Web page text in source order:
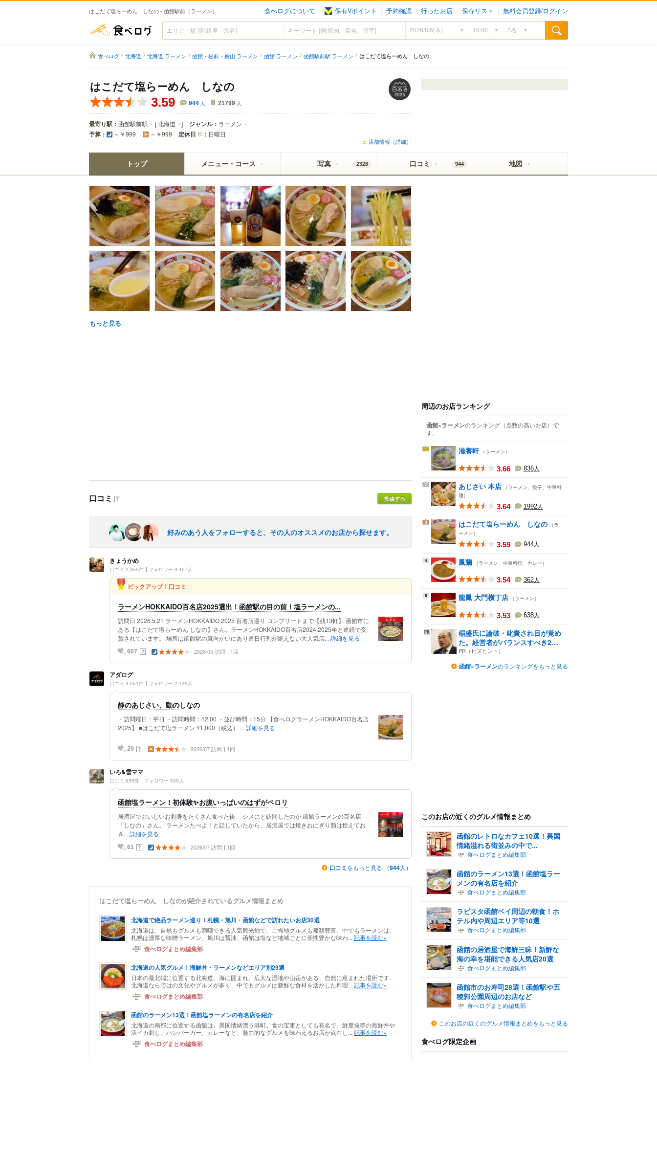
はこだて塩らーめん しなの - 函館駅前（ラーメン） 食べログについて 保有Vポイント 予約確認 行ったお店 保存リスト 無料会員登録/ログイン
食べログ
食べログ 北海道 北海道 ラーメン 函館・松前・檜山 ラーメン 函館 ラーメン 函館駅前駅 ラーメン はこだて塩らーめん しなの
はこだて塩らーめん しなの
3.59 944 人 21799 人
最寄り駅： 函館駅前駅 [北海道 ] ジャンル： ラーメン
予算： ～￥999 ～￥999 定休日 ： 日曜日
店舗情報（詳細）
トップ メニュー・コース 写真 2328 口コミ 944 地図
もっと見る
口コミ ？ 投稿する
好みのあう人をフォローすると、その人のオススメのお店から探せます。
きょうかめ
口コミ 2,355件 フォロワー 9,457人
ピックアップ！口コミ
ラーメンHOKKAIDO百名店2025選出！函館駅の目の前！塩ラーメンの...
訪問日 2026.5.21 ラーメンHOKKAIDO 2025 百名店巡り コンプリートまで【残13軒】 函館市に
ある【はこだて塩らーめん しなの】さん。ラーメンHOKKAIDO百名店2024.2025年と連続で受
賞されています。 場所は函館駅の真向かいにあり連日行列が絶えない大人気店... 詳細を見る
607 ？ 2026/05 訪問 1回
アダログ
口コミ 4,651件 フォロワー 2,139人
静のあじさい、動のしなの
・訪問曜日：平日 ・訪問時間：12:00 ・並び時間：15分 【食べログラーメンHOKKAIDO百名店
2025】 ■はこだて塩ラーメン ¥1,000（税込） ... 詳細を見る
29 ？ 2026/07 訪問 1回
いろ&雪ママ
口コミ 650件 フォロワー 539人
函館塩ラーメン！初体験✨お腹いっぱいのはずがペロリ
居酒屋でおいしいお刺身をたくさん食べた後、 シメにと訪問したのが 函館ラーメンの百名店
「しなの」さん。 ラーメンたべよ！と話していたから、居酒屋では焼きおにぎり類は控えてお
き... 詳細を見る
61 ？ 2026/07 訪問 1回
口コミ をもっと見る （944人）
はこだて塩らーめん しなのが紹介されているグルメ情報まとめ
北海道で絶品ラーメン巡り！札幌・旭川・函館などで訪れたいお店30選
北海道は、自然もグルメも満喫できる人気観光地で、ご当地グルメも種類豊富。中でもラーメンは、
札幌は濃厚な味噌ラーメン、旭川は醤油、函館は塩など地域ごとに個性豊かな味わ... 記事を読む»
食べログまとめ編集部
北海道の人気グルメ！海鮮丼・ラーメンなどエリア別29選
日本の最北端に位置する北海道。海に囲まれ、広大な湿地や山岳がある、自然に恵まれた場所です。
北海道ならではの文化やグルメが多く、中でもグルメは新鮮な食材を活かした料理... 記事を読む»
食べログまとめ編集部
函館のラーメン13選！函館塩ラーメンの有名店を紹介
北海道の南部に位置する函館は、異国情緒漂う港町。食の宝庫としても有名で、鮮度抜群の海鮮丼や
活イカ刺し、ハンバーガー、カレーなど、魅力的なグルメを味わえるお店が点在し... 記事を読む»
食べログまとめ編集部
周辺のお店ランキング
函館×ラーメンのランキング （点数の高いお店） で
す。
1 滋養軒 （ラーメン）
3.66 836人
2 あじさい 本店 （ラーメン、餃子、中華料
理）
3.64 1992人
3 はこだて塩らーめん しなの （ラ
ーメン）
3.59 944人
4 鳳蘭 （ラーメン、中華料理、カレー）
3.54 362人
5 龍鳳 大門横丁店 （ラーメン）
3.53 638人
稲盛氏に論破・叱責され目が覚め
た。経営者がバランスすべき2
つ...
PR（ビズヒント）
函館×ラーメンのランキングをもっと見る
このお店の近くのグルメ情報まとめ
函館のレトロなカフェ10選！異国
情緒溢れる街並みの中で...
食べログまとめ編集部
函館のラーメン13選！函館塩ラー
メンの有名店を紹介
食べログまとめ編集部
ラビスタ函館ベイ周辺の朝食！ホ
テル内や周辺エリア等10選
食べログまとめ編集部
函館の居酒屋で海鮮三昧！新鮮な
海の幸を堪能できる人気店20選
食べログまとめ編集部
函館市のお寿司28選！函館駅や五
稜郭公園周辺のお店など
食べログまとめ編集部
このお店の近くのグルメ情報まとめをもっと見る
食べログ限定企画